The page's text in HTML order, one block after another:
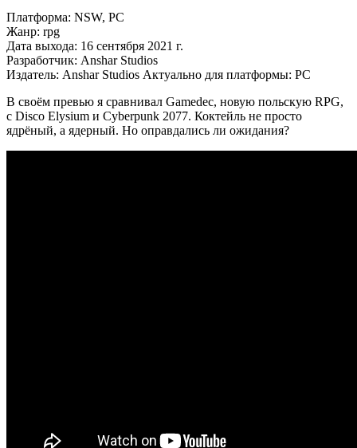
Платформа: NSW, PC
Жанр: rpg
Дата выхода: 16 сентября 2021 г.
Разработчик: Anshar Studios
Издатель: Anshar Studios Актуально для платформы: PC
В своём превью я сравнивал Gamedec, новую польскую RPG,
с Disco Elysium и Cyberpunk 2077. Коктейль не просто
ядрёный, а ядерный. Но оправдались ли ожидания?